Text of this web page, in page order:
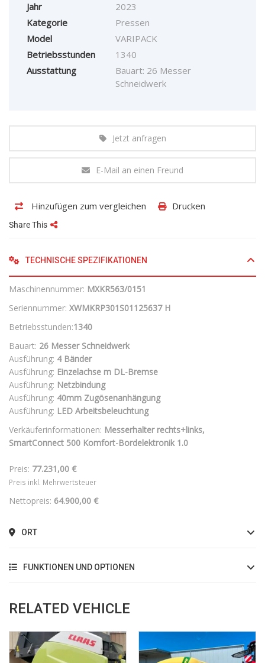
Jahr
2023
Kategorie
Pressen
Model
VARIPACK
Betriebsstunden
1340
Ausstattung
Bauart: 26 Messer
Schneidwerk
Jetzt anfragen
E-Mail an einen Freund
Hinzufügen zum vergleichen Drucken
Share This
TECHNISCHE SPEZIFIKATIONEN
Maschinennummer: MXKR563/0151
Seriennummer: XWMKRP301S01125637 H
Betriebsstunden:1340
Bauart: 26 Messer Schneidwerk
Ausführung: 4 Bänder
Ausführung: Einzelachse m DL-Bremse
Ausführung: Netzbindung
Ausführung: 40mm Zugösenanhängung
Ausführung: LED Arbeitsbeleuchtung
Verkäuferinformationen: Messerhalter rechts+links,
SmartConnect 500 Komfort-Bordelektronik 1.0
Preis: 77.231,00 €
Preis inkl. Mehrwertsteuer
Nettopreis: 64.900,00 €
ORT
FUNKTIONEN UND OPTIONEN
RELATED VEHICLE